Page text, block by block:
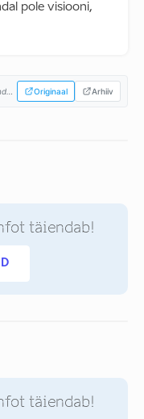
pole visiooni,
Originaal Arhiiv
täiendab!
täiendab!